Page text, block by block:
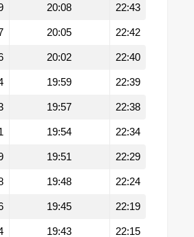
20:08 22:43
20:05 22:42
20:02 22:40
19:59 22:39
19:57 22:38
19:54 22:34
19:51 22:29
19:48 22:24
19:45 22:19
19:43 22:15